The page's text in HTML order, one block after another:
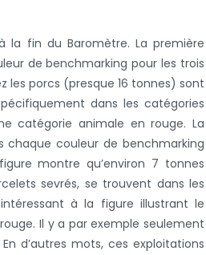
la fin du Baromètre. La première
de benchmarking pour les trois
les porcs (presque 16 tonnes) sont
dans les catégories
catégorie animale en rouge. La
chaque couleur de benchmarking
montre qu’environ 7 tonnes
sevrés, se trouvent dans les
à la figure illustrant le
Il y a par exemple seulement
d’autres mots, ces exploitations